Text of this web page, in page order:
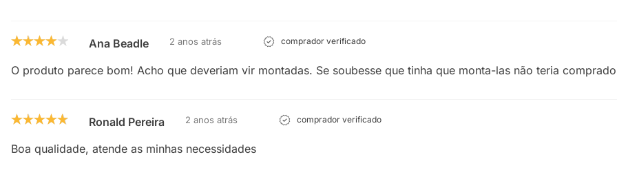
Ana Beadle 2 anos atrás comprador verificado
O produto parece bom! Acho que deveriam vir montadas. Se soubesse que tinha que monta-las não teria
Ronald Pereira 2 anos atrás comprador verificado
Boa qualidade, atende as minhas necessidades